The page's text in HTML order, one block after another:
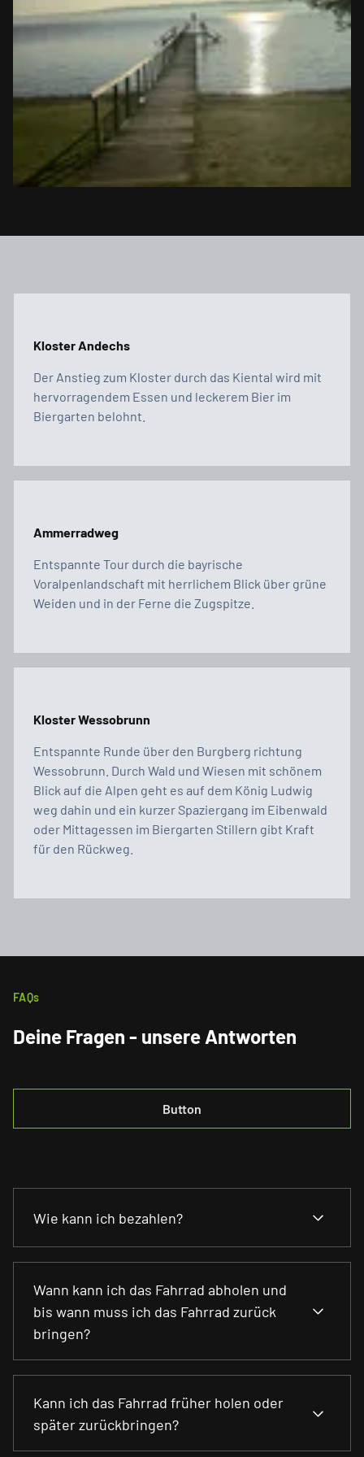
Kloster Andechs
Der Anstieg zum Kloster durch das Kiental wird mit
hervorragendem Essen und leckerem Bier im
Biergarten belohnt.
Ammerradweg
Entspannte Tour durch die bayrische
Voralpenlandschaft mit herrlichem Blick über grüne
Weiden und in der Ferne die Zugspitze.
Kloster Wessobrunn
Entspannte Runde über den Burgberg richtung
Wessobrunn. Durch Wald und Wiesen mit schönem
Blick auf die Alpen geht es auf dem König Ludwig
weg dahin und ein kurzer Spaziergang im Eibenwald
oder Mittagessen im Biergarten Stillern gibt Kraft
für den Rückweg.
FAQs
Deine Fragen - unsere Antworten
Button
Wie kann ich bezahlen?
bezahlen oder natürlich direkt bei der Deiner
Buchung mit PayPal.
Wann kann ich das Fahrrad abholen und
bis wann muss ich das Fahrrad zurück
bringen?
uns im Hotel abholen und bis spätestens 18 Uhr
zurückbringen.
Kann ich das Fahrrad früher holen oder
später zurückbringen?